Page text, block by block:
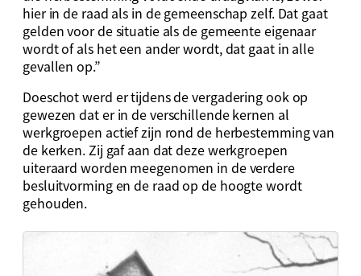
hier in de raad als in de gemeenschap zelf. Dat gaat
gelden voor de situatie als de gemeente eigenaar
wordt of als het een ander wordt, dat gaat in alle
gevallen op.”
Doeschot werd er tijdens de vergadering ook op
gewezen dat er in de verschillende kernen al
werkgroepen actief zijn rond de herbestemming van
de kerken. Zij gaf aan dat deze werkgroepen
uiteraard worden meegenomen in de verdere
besluitvorming en de raad op de hoogte wordt
gehouden.